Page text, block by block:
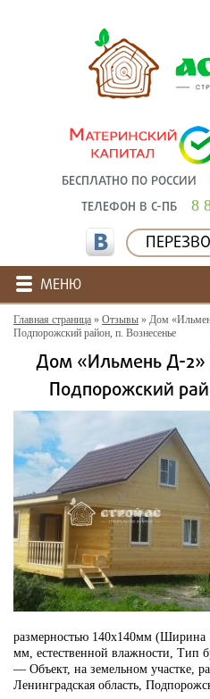
БЕСПЛАТНО ПО РОССИИ
ТЕЛЕФОН В С-ПБ 8
МЕНЮ
Главная страница » Отзывы » Дом
Подпорожский район, п. Вознесенье
Дом «Ильмень Д-
Подпорожский
размерностью 140х140мм (Ширина
мм, естественной влажности, Тип
— Объект, на земельном участке,
Ленинградская область,